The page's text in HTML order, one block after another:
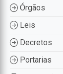
Órgãos
Leis
Decretos
Portarias